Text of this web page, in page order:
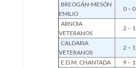
BREOGÁN-MESÓN
EMILIO
0 – 0
ARNOIA
VETERANOS
2 – 1
CALDARIA
VETERANOS
2 – 1
E.D.M. CHANTADA
9 – 1